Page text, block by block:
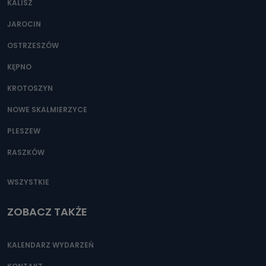
Można to zrobić pod numerem telefonu 62 735-51-05 lub
KALISZ
JAROCIN
OSTRZESZÓW
KĘPNO
KROTOSZYN
NOWE SKALMIERZYCE
PLESZEW
RASZKÓW
WSZYSTKIE
ZOBACZ TAKŻE
KALENDARZ WYDARZEŃ